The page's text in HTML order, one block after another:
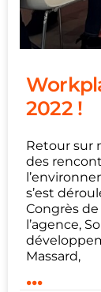
2022 !
Retour sur
des
s’est
Congrès
l’agence,
Massard,
...